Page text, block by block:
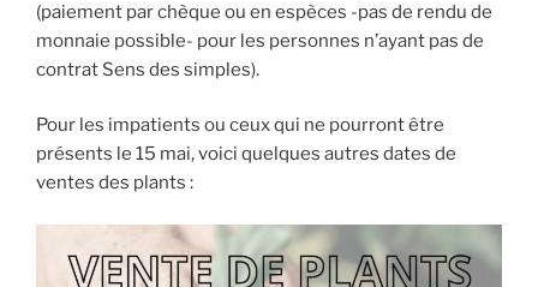
(paiement par chèque ou en espèces -pas de rendu de
monnaie possible- pour les personnes n’ayant pas de
contrat Sens des simples).
Pour les impatients ou ceux qui ne pourront être
présents le 15 mai, voici quelques autres dates de
ventes des plants :